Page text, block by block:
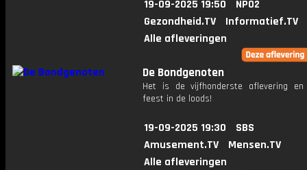
19-09-2025 19:50
NPO2
Gezondheid.TV
Informatief.TV
Alle afleveringen
De Bondgenoten
Het is de vijfhonderste aflevering en
feest in de loods!
19-09-2025 19:30
SBS
Amusement.TV
Mensen.TV
Alle afleveringen